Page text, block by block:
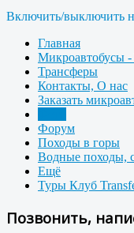
Включить/выключить
Главная
Микроавтобусы -
Трансферы
Контакты, О нас
Заказать
Форум
Походы в горы
Водные походы,
Ещё
Туры Клуб
Позвонить,